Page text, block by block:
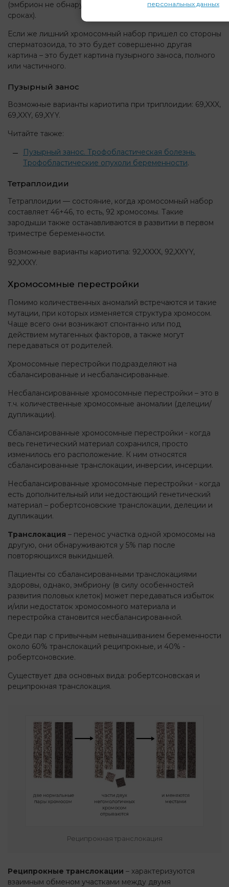
(эмбрион не обнаруживается, или погибает на малых
сроках).
Если же лишний хромосомный набор пришел со стороны
сперматозоида, то это будет совершенно другая
картина – это будет картина пузырного заноса, полного
или частичного.
Пузырный занос
Возможные варианты кариотипа при триплоидии: 69,XXX,
69,XXY, 69,XYY.
Читайте также:
Пузырный занос. Трофобластическая болезнь.
Трофобластические опухоли беременности.
Тетраплоидии
Тетраплоидии — состояние, когда хромосомный набор
составляет 46+46, то есть, 92 хромосомы. Такие
зародыши также останавливаются в развитии в первом
триместре беременности.
Возможные варианты кариотипа: 92,XXXX, 92,XXYY,
92,XXXY.
Хромосомные перестройки
Помимо количественных аномалий встречаются и такие
мутации, при которых изменяется структура хромосом.
Чаще всего они возникают спонтанно или под
действием мутагенных факторов, а также могут
передаваться от родителей.
Хромосомные перестройки подразделяют на
сбалансированные и несбалансированные.
Несбалансированные хромосомные перестройки – это в
т.ч. количественные хромосомные аномалии (делеции/
дупликации).
Сбалансированные хромосомные перестройки - когда
весь генетический материал сохранился, просто
изменилось его расположение. К ним относятся
сбалансированные транслокации, инверсии, инсерции.
Несбалансированные хромосомные перестройки - когда
есть дополнительный или недостающий генетический
материал – робертсоновские транслокации, делеции и
дупликации.
Транслокация – перенос участка одной хромосомы на
другую, они обнаруживаются у 5% пар после
повторяющихся выкидышей.
Пациенты со сбалансированными транслокациями
здоровы, однако, эмбриону (в силу особенностей
развития половых клеток) может передаваться избыток
и/или недостаток хромосомного материала и
перестройка становится несбалансированной.
Среди пар с привычным невынашиванием беременности
около 60% транслокаций реципрокные, и 40% -
робертсоновские.
Существует два основных вида: робертсоновская и
реципрокная транслокация.
Реципрокная транслокация
Реципрокные транслокации – характеризуются
взаимным обменом участками между двумя
персональных данных